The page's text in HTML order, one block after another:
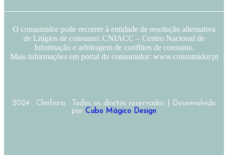
O consumidor pode recorrer à entidade de resolução alternativa
de Litígios de consumo: CNIACC – Centro Nacional de
Informação e arbitragem de conflitos de consumo.
Mais informações em portal do consumidor: www.consumidor.pt
2024 . Clinifeira . Todos os diretos reservados | Desenvolvido
por Cubo Mágico Design